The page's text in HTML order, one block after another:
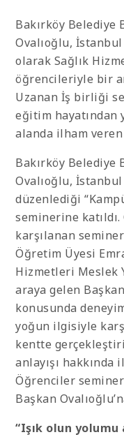
Bakırköy Belediye
Ovalıoğlu,
olarak Sağlık
öğrencileriyle bir
Uzanan İş birliği
eğitim hayatından
alanda ilham
Bakırköy Belediye
Ovalıoğlu,
düzenlediği
seminerine
karşılanan
Öğretim Üyesi
Hizmetleri Meslek
araya gelen
konusunda
yoğun ilgisiyle
kentte
anlayışı
Öğrenciler
Başkan
“Işık olun yolumu